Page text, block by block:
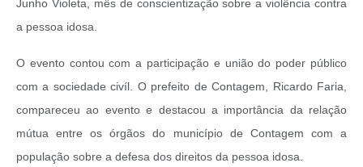
Junho Violeta, mês de conscientização sobre a violência contra
a pessoa idosa.
O evento contou com a participação e união do poder público
com a sociedade civíl. O prefeito de Contagem, Ricardo Faria,
compareceu ao evento e destacou a importância da relação
mútua entre os órgãos do município de Contagem com a
população sobre a defesa dos direitos da pessoa idosa.